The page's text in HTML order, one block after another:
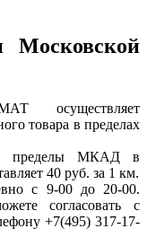
осуществляет
товара в пределах
пределы МКАД в
40 руб. за 1 км.
с 9-00 до 20-00.
согласовать с
+7(495) 317-17-